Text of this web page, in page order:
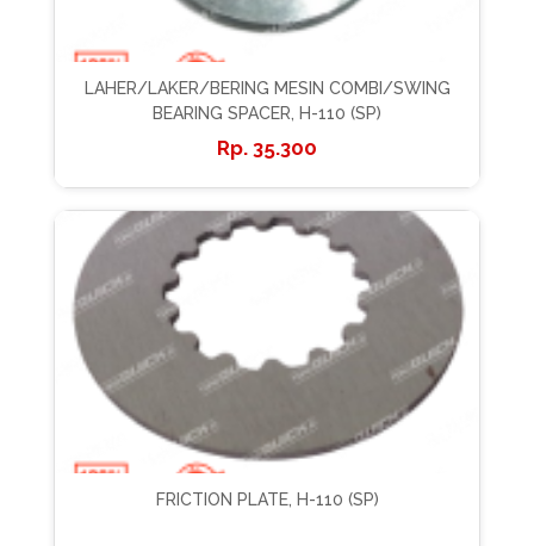
LAHER/LAKER/BERING MESIN COMBI/SWING
BEARING SPACER, H-110 (SP)
35.300
FRICTION PLATE, H-110 (SP)